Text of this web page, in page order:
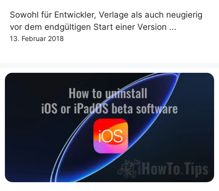
Sowohl für Entwickler, Verlage als auch neugierig
vor dem endgültigen Start einer Version ...
13. Februar 2018